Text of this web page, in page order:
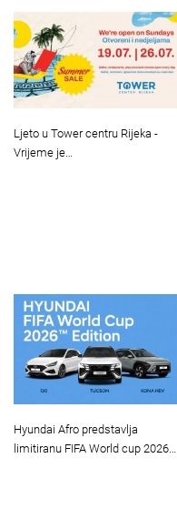
Ljeto u Tower centru Rijeka -
Vrijeme je…
Hyundai Afro predstavlja
limitiranu FIFA World cup 2026…